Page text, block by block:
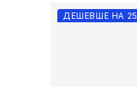
ДЕШЕВШЕ НА